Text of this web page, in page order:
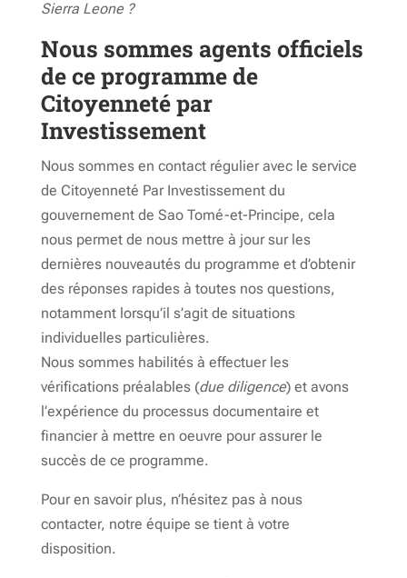
Sierra Leone ?
Nous sommes agents officiels
de ce programme de
Citoyenneté par
Investissement
Nous sommes en contact régulier avec le service
de Citoyenneté Par Investissement du
gouvernement de Sao Tomé-et-Principe, cela
nous permet de nous mettre à jour sur les
dernières nouveautés du programme et d’obtenir
des réponses rapides à toutes nos questions,
notamment lorsqu’il s’agit de situations
individuelles particulières.
Nous sommes habilités à effectuer les
vérifications préalables (due diligence) et avons
l’expérience du processus documentaire et
financier à mettre en oeuvre pour assurer le
succès de ce programme.
Pour en savoir plus, n’hésitez pas à nous
contacter, notre équipe se tient à votre
disposition.